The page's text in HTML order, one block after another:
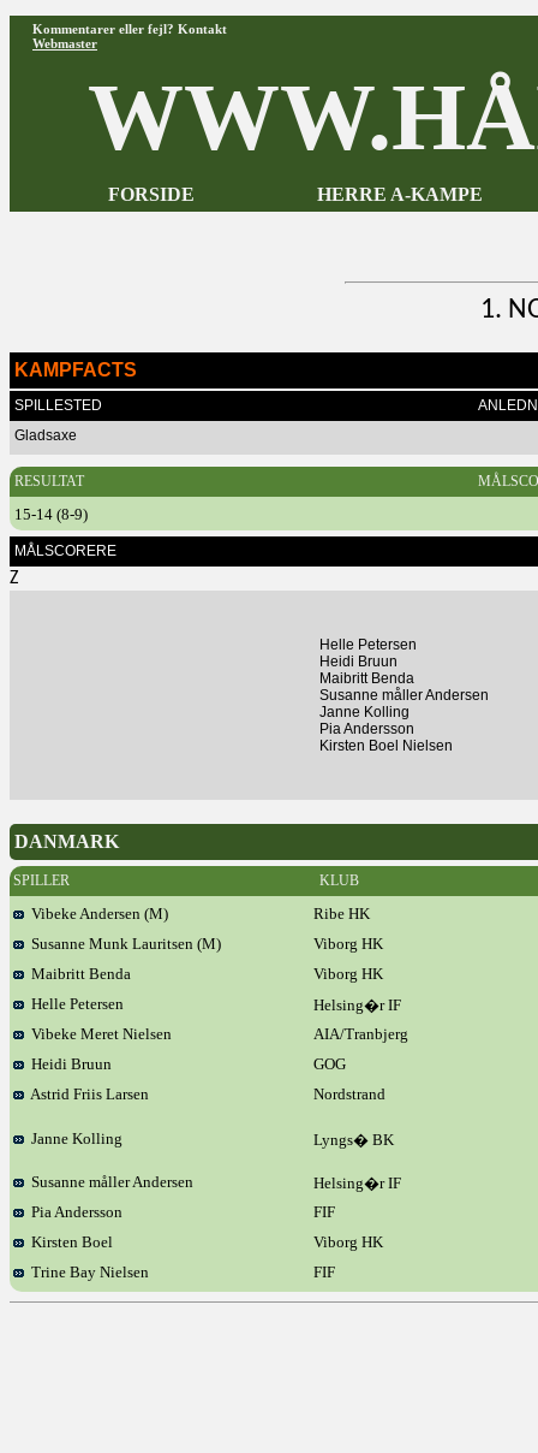
Kommentarer eller fejl? Kontakt
Webmaster
FORSIDE HERRE A-KAMPE
1.
KAMPFACTS
SPILLESTED
Gladsaxe
RESULTAT
15-14 (8-9)
MÅLSCORERE
Z
Helle Petersen
Heidi Bruun
Maibritt Benda
Susanne måller Andersen
Janne Kolling
Pia Andersson
Kirsten Boel Nielsen
DANMARK
SPILLER KLUB
Vibeke Andersen (M)
Ribe HK
Susanne Munk Lauritsen (M)
Viborg HK
Maibritt Benda
Viborg HK
Helle Petersen
Helsing�r IF
Vibeke Meret Nielsen
AIA/Tranbjerg
Heidi Bruun
GOG
Astrid Friis Larsen
Nordstrand
Janne Kolling Lyngs� BK
Susanne måller Andersen
Helsing�r IF
Pia Andersson
FIF
Kirsten Boel
Viborg HK
Trine Bay Nielsen
FIF